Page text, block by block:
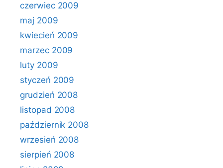
czerwiec 2009
maj 2009
kwiecień 2009
marzec 2009
luty 2009
styczeń 2009
grudzień 2008
listopad 2008
październik 2008
wrzesień 2008
sierpień 2008